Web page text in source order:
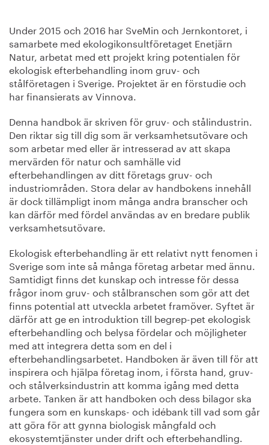
Under 2015 och 2016 har SveMin och Jernkontoret, i
samarbete med ekologikonsultföretaget Enetjärn
Natur, arbetat med ett projekt kring potentialen för
ekologisk efterbehandling inom gruv- och
stålföretagen i Sverige. Projektet är en förstudie och
har ﬁnansierats av Vinnova.
Denna handbok är skriven för gruv- och stålindustrin.
Den riktar sig till dig som är verksamhetsutövare och
som arbetar med eller är intresserad av att skapa
mervärden för natur och samhälle vid
efterbehandlingen av ditt företags gruv- och
industriområden. Stora delar av handbokens innehåll
är dock tillämpligt inom många andra branscher och
kan därför med fördel användas av en bredare publik
verksamhetsutövare.
Ekologisk efterbehandling är ett relativt nytt fenomen i
Sverige som inte så många företag arbetar med ännu.
Samtidigt ﬁnns det kunskap och intresse för dessa
frågor inom gruv- och stålbranschen som gör att det
ﬁnns potential att utveckla arbetet framöver. Syftet är
därför att ge en introduktion till begrep-pet ekologisk
efterbehandling och belysa fördelar och möjligheter
med att integrera detta som en del i
efterbehandlingsarbetet. Handboken är även till för att
inspirera och hjälpa företag inom, i första hand, gruv-
och stålverksindustrin att komma igång med detta
arbete. Tanken är att handboken och dess bilagor ska
fungera som en kunskaps- och idébank till vad som går
att göra för att gynna biologisk mångfald och
ekosystemtjänster under drift och efterbehandling.